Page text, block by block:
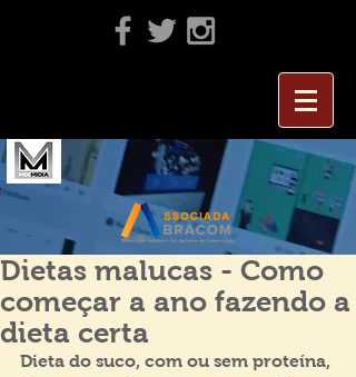
Dietas malucas - Como
começar a ano fazendo a
dieta certa
Dieta do suco, com ou sem proteína,